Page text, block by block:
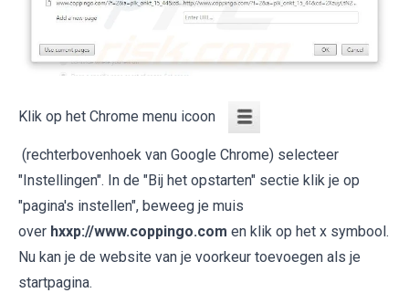
Klik op het Chrome menu icoon
(rechterbovenhoek van Google Chrome) selecteer
"Instellingen". In de "Bij het opstarten" sectie klik je op
"pagina's instellen", beweeg je muis
over hxxp://www.coppingo.com en klik op het x symbool.
Nu kan je de website van je voorkeur toevoegen als je
startpagina.